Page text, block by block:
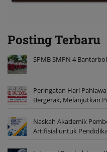
Posting Terbaru
SPMB SMPN 4
Peringatan Hari
Bergerak, Melanjutkan
Naskah Akademik
Artifisial untuk